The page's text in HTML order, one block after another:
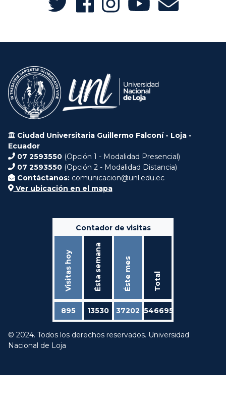
Ciudad Universitaria Guillermo Falconí - Loja -
Ecuador
07 2593550 (Opción 1 - Modalidad Presencial)
07 2593550 (Opción 2 - Modalidad Distancia)
Contáctanos: comunicacion@unl.edu.ec
Ver ubicación en el mapa
Contador de visitas
Visitas hoy Ésta semana Éste mes Total
895 13530 37202 546695
© 2024. Todos los derechos reservados. Universidad
Nacional de Loja